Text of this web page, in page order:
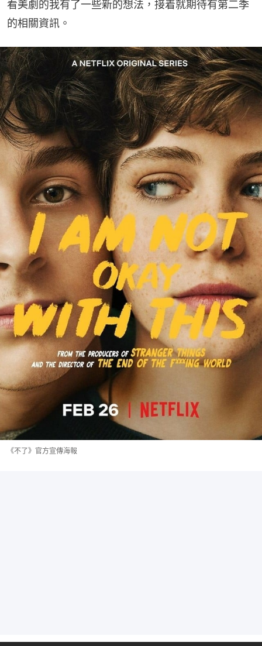
看美劇的我有了一些新的想法，接着就期待有第二季
的相關資訊。
《不了》官方宣傳海報